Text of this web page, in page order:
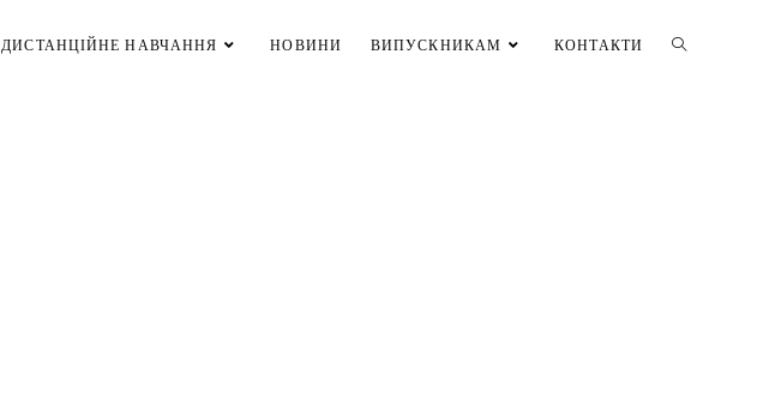
ДИСТАНЦІЙНЕ НАВЧАННЯ НОВИНИ ВИПУСКНИКАМ КОНТАКТИ